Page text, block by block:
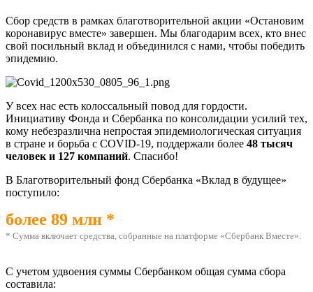
Сбор средств в рамках благотворительной акции «Остановим
коронавирус вместе» завершен. Мы благодарим всех, кто внес
свой посильный вклад и объединился с нами, чтобы победить
эпидемию.
У всех нас есть колоссальный повод для гордости.
Инициативу Фонда и Сбербанка по консолидации усилий тех,
кому небезразлична непростая эпидемиологическая ситуация
в стране и борьба с COVID-19, поддержали более 48 тысяч
человек и 127 компаний. Спасибо!
В Благотворительный фонд Сбербанка «Вклад в будущее»
поступило:
более 89 млн *
* Сумма включает средства, собранные на платформе «Сбербанк Вместе».
С учетом удвоения суммы Сбербанком общая сумма сбора
составила: